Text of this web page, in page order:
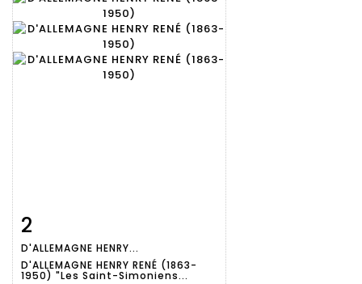
détaillée
2
D'ALLEMAGNE HENRY...
D'ALLEMAGNE HENRY RENÉ (1863-
1950) "Les Saint-Simoniens...